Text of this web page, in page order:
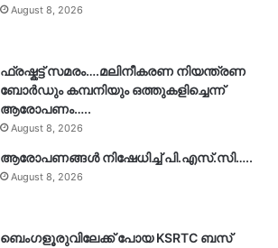
August 8, 2026
ഫ്രഷ്കട്ട് സമരം….മലിനീകരണ നിയന്ത്രണ
ബോർഡും കമ്പനിയും ഒത്തുകളിച്ചെന്ന്
ആരോപണം…..
August 8, 2026
ആരോപണങ്ങൾ നിഷേധിച്ച് പി.എസ്.സി…..
August 8, 2026
ബെംഗളൂരുവിലേക്ക് പോയ KSRTC ബസ്